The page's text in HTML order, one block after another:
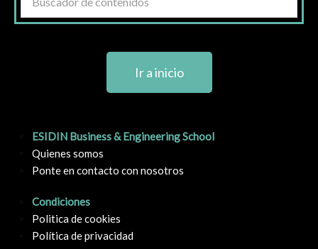
Ir a inicio
ESIDIN Business & Engineering School
Quienes somos
Ponte en contacto con nosotros
Condiciones
Politica de cookies
Política de privacidad